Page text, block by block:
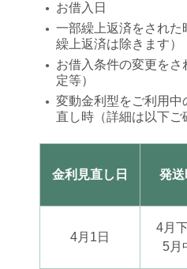
● お借入日
●
一部繰上返済をされ
繰上返済は除きます）
●
お借入条件の変更を
定等）
●
変動金利型をご利用中
直し時（詳細は以下ご
金利見直し日 発送
4月1日
4月
5月